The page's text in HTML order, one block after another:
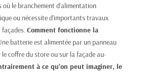
où le branchement d’alimentation
ou nécessite d’importants travaux
Comment fonctionne la
batterie est alimentée par un panneau
coffre du store ou sur la façade au-
à ce qu’on peut imaginer, le